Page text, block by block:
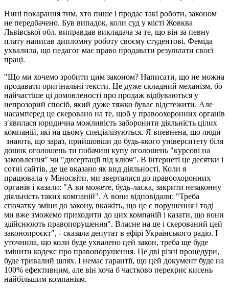
Нині покарання тим, хто пише і продає такі роботи, законом
не передбачено. Був випадок, коли суд у місті Жовква
Львівської обл. виправдав викладача за те, що він за певну
плату написав дипломну роботу своєму студентові. Феміда
ухвалила, що педагог має право продавати результати своєї
праці.
"Що ми хочемо зробити цим законом? Написати, що не можна
продавати оригінальні тексти. Це дуже складний механізм, бо
найчастіше ці домовленості про продаж відбуваються у
непрозорий спосіб, який дуже тяжко буває відстежити. Але
насамперед це скеровано на те, щоб у правоохоронних органів
з′явилася юридична можливість заборонити діяльність цілих
компаній, які на цьому спеціалізуються. Я впевнена, що люди
знають, що зараз, прийшовши до будь-якого університету біля
дошок оголошень ти побачиш купу оголошень "курсові на
замовлення" чи "дисертації під ключ". В інтернеті це десятки і
сотні сайтів, де це вказано як вид діяльності. Коли я
працювала у Міносвіти, ми зверталися до правоохоронних
органів і казали: "А ви можете, будь-ласка, закрити незаконну
діяльність таких компаній". А вони відповідали: "Треба
спочатку зміни до закону, вкажіть, що це є порушення і тоді
ми вже зможемо приходити до цих компаній і казати, що вони
здійснюють правопорушення". Власне на це і скерований цей
законопроєкт", - сказала депутат в ефірі Українського радіо. І
уточнила, що коли буде ухвалено цей закон, треба ще буде
змінити кодекс про правопорушення. Це дві різні процедури,
буде тривалий шлях. І немає гарантії, що цей документ буде на
100% ефективним, але він хоча б частково перекриє кисень
найбільшим компаніям.